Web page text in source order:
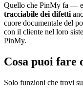
Quello che PinMy fa —
tracciabile dei difetti
cuore documentale del
con il cliente nel loro
PinMy.
Cosa puoi fare
Solo funzioni che trovi